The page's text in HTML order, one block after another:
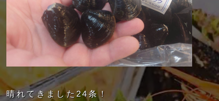
晴れてきました24条！